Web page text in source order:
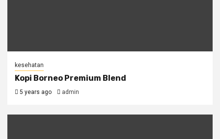
kesehatan
Kopi Borneo Premium Blend
5 years ago admin